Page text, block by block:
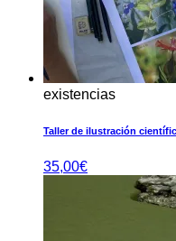
existencias
Taller de ilustración
35,00€